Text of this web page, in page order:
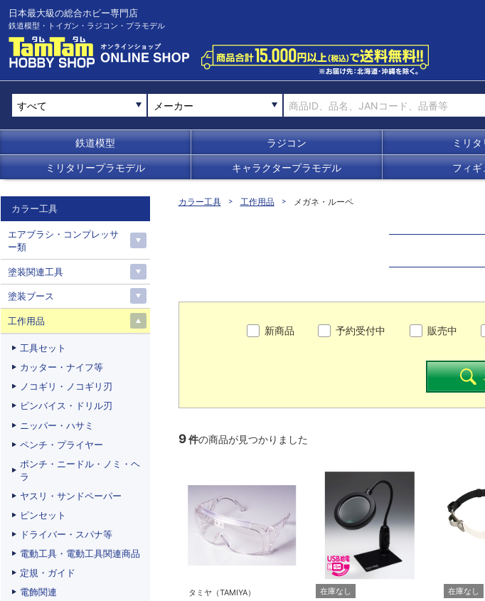
日本最大級の総合ホビー専門店
鉄道模型・トイガン・ラジコン・プラモデル
メーカー
鉄道模型 ラジコン ミリタ
ミリタリープラモデル キャラクタープラモデル フィギ
カラー工具 工作用品 メガネ・ルーペ
新商品 予約受付中 販売中
9件の商品が見つかりました
タミヤ（TAMIYA）
在庫なし
在庫なし
カラー工具
エアブラシ・コンプレッサ
ー類
塗装関連工具
塗装ブース
工作用品
工具セット
カッター・ナイフ等
ノコギリ・ノコギリ刃
ピンバイス・ドリル刃
ニッパー・ハサミ
ペンチ・プライヤー
ポンチ・ニードル・ノミ・ヘ
ラ
ヤスリ・サンドペーパー
ピンセット
ドライバー・スパナ等
電動工具・電動工具関連商品
定規・ガイド
電飾関連